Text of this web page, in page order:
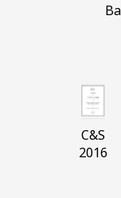
C&S
2016